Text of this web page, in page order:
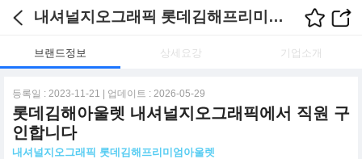
내셔널지오그래픽 롯데김해프리미엄아울렛 채용정보
브랜드정보 상세요강 기업소개
등록일 : 2023-11-21 | 업데이트 : 2026-05-29
롯데김해아울렛 내셔널지오그래픽에서 직원 구
인합니다
내셔널지오그래픽 롯데김해프리미엄아울렛